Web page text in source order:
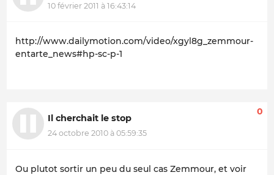
10 février 2011 à 16:43:14
http://www.dailymotion.com/video/xgyl8g_zemmour-
entarte_news#hp-sc-p-1
Il cherchait le stop
24 octobre 2010 à 05:59:35
0
Ou plutot sortir un peu du seul cas Zemmour, et voir